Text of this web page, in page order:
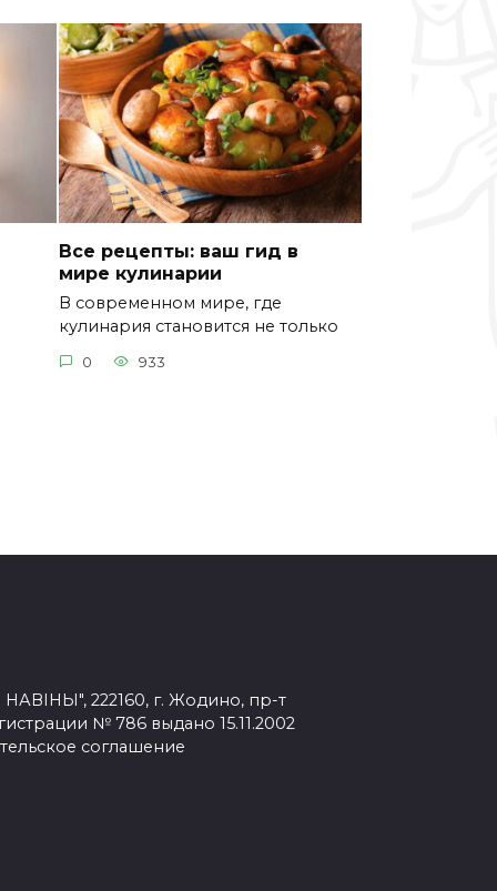
Все рецепты: ваш гид в
мире кулинарии
В современном мире, где
кулинария становится не только
0 933
222160, г. Жодино, пр-т
№ 786 выдано 15.11.2002
соглашение